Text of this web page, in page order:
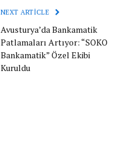
NEXT ARTICLE
Avusturya’da Bankamatik
Patlamaları Artıyor: “SOKO
Bankamatik” Özel Ekibi
Kuruldu